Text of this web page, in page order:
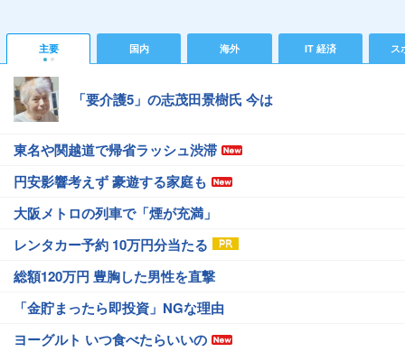
主要 国内 海外 IT 経済 ス
「要介護5」の志茂田景樹氏 今は
東名や関越道で帰省ラッシュ渋滞
円安影響考えず 豪遊する家庭も
大阪メトロの列車で「煙が充満」
レンタカー予約 10万円分当たる
総額120万円 豊胸した男性を直撃
「金貯まったら即投資」NGな理由
ヨーグルト いつ食べたらいいの